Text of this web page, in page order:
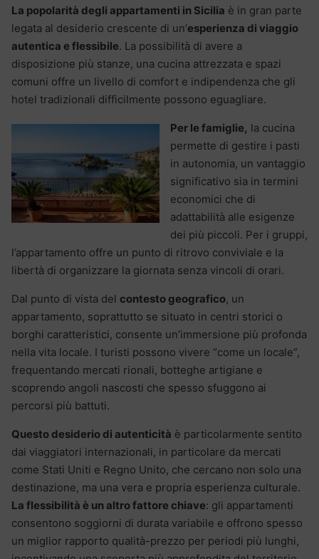
La popolarità degli appartamenti in Sicilia è in gran parte
legata al desiderio crescente di un’esperienza di viaggio
autentica e flessibile. La possibilità di avere a
disposizione più stanze, una cucina attrezzata e spazi
comuni offre un livello di comfort e indipendenza che gli
hotel tradizionali difficilmente possono eguagliare.
Per le famiglie, la cucina
permette di gestire i pasti
in autonomia, un vantaggio
significativo sia in termini
economici che di
adattabilità alle esigenze
dei più piccoli. Per i gruppi,
l’appartamento offre un punto di ritrovo conviviale e la
libertà di organizzare la giornata senza vincoli di orari.
Dal punto di vista del contesto geografico, un
appartamento, soprattutto se situato in centri storici o
borghi caratteristici, consente un’immersione più profonda
nella vita locale. I turisti possono vivere “come un locale”,
frequentando mercati rionali, botteghe artigiane e
scoprendo angoli nascosti che spesso sfuggono ai
percorsi più battuti.
Questo desiderio di autenticità è particolarmente sentito
dai viaggiatori internazionali, in particolare da mercati
come Stati Uniti e Regno Unito, che cercano non solo una
destinazione, ma una vera e propria esperienza culturale.
La flessibilità è un altro fattore chiave: gli appartamenti
consentono soggiorni di durata variabile e offrono spesso
un miglior rapporto qualità-prezzo per periodi più lunghi,